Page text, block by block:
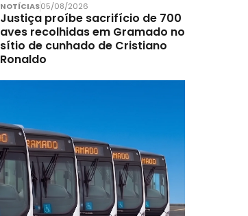
NOTÍCIAS05/08/2026
Justiça proíbe sacrifício de 700
aves recolhidas em Gramado no
sítio de cunhado de Cristiano
Ronaldo